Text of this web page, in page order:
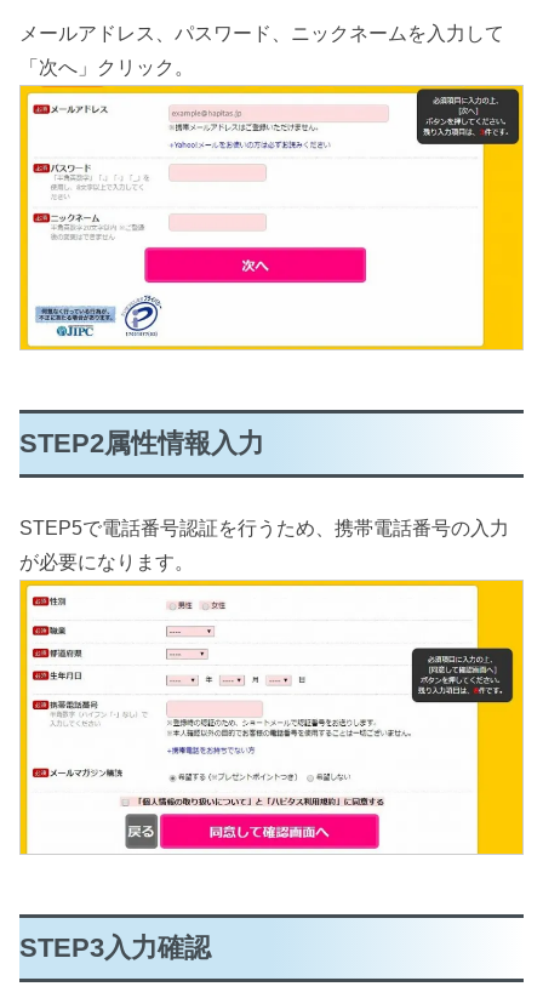
メールアドレス、パスワード、ニックネームを入力して
「次へ」クリック。
STEP2属性情報入力
STEP5で電話番号認証を行うため、携帯電話番号の入力
が必要になります。
STEP3入力確認